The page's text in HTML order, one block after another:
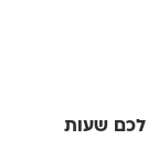
לכם שעות